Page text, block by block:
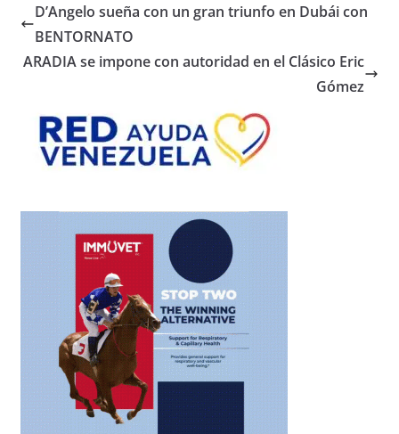
D’Angelo sueña con un gran triunfo en Dubái con
BENTORNATO
ARADIA se impone con autoridad en el Clásico Eric
Gómez